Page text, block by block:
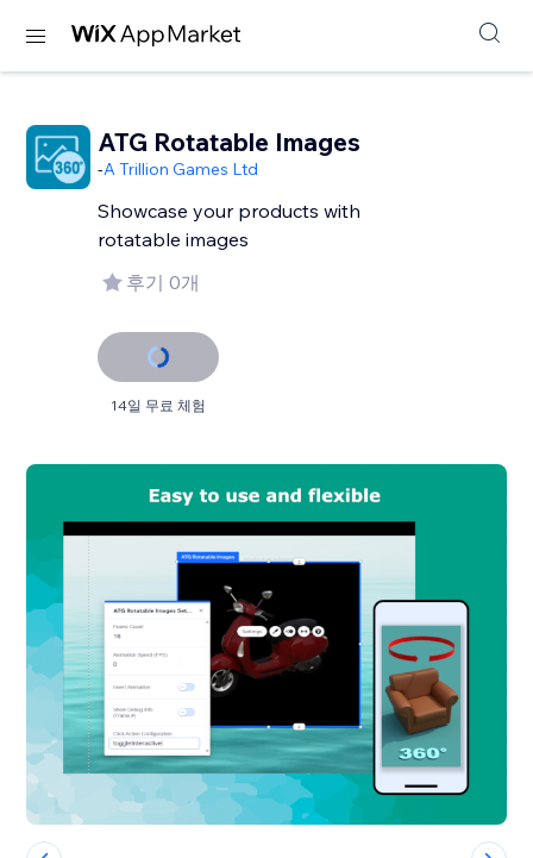
ATG Rotatable Images
-A Trillion Games Ltd
Showcase your products with
rotatable images
후기 0개
14일 무료 체험